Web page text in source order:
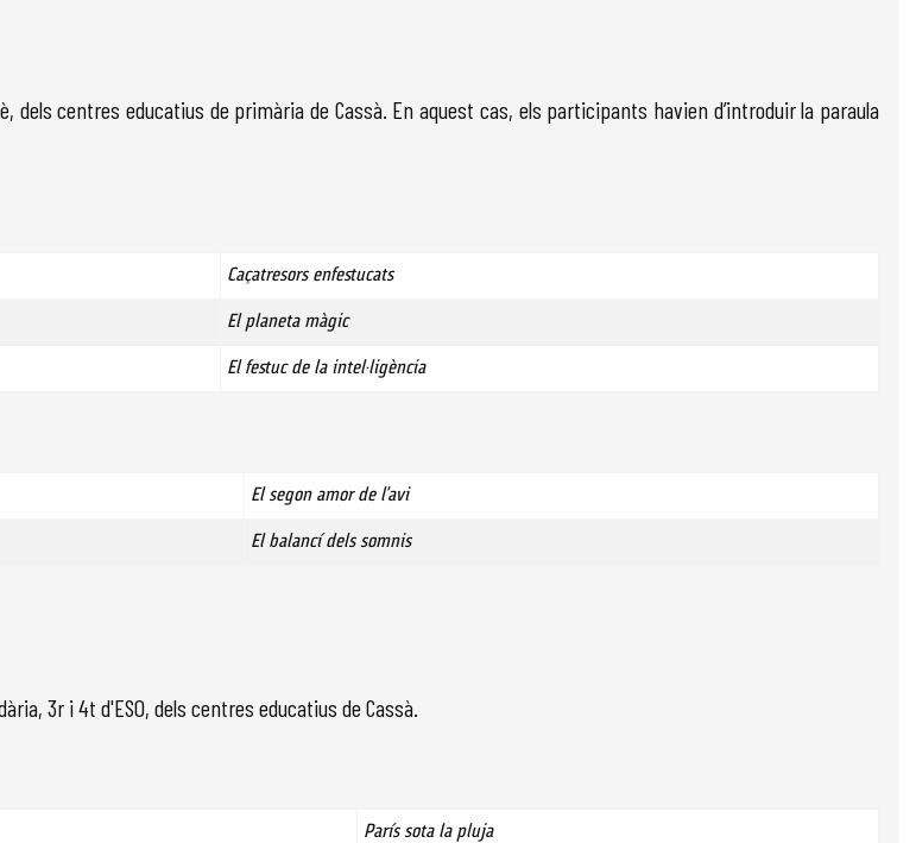
centres educatius de primària de Cassà. En aquest cas, els participants havien d’introduir la paraula
Caçatresors enfestucats
El planeta màgic
El festuc de la intel·ligència
El segon amor de l'avi
El balancí dels somnis
3r i 4t d'ESO, dels centres educatius de Cassà.
París sota la pluja